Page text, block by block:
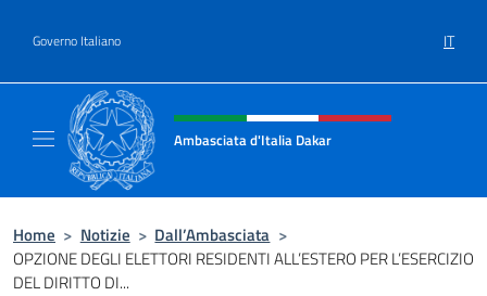
Governo Italiano IT
Intestazione sito, social e menù
Ambasciata d'Italia Dakar
Home > Notizie > Dall’Ambasciata >
OPZIONE DEGLI ELETTORI RESIDENTI ALL’ESTERO PER L’ESERCIZIO
DEL DIRITTO DI...